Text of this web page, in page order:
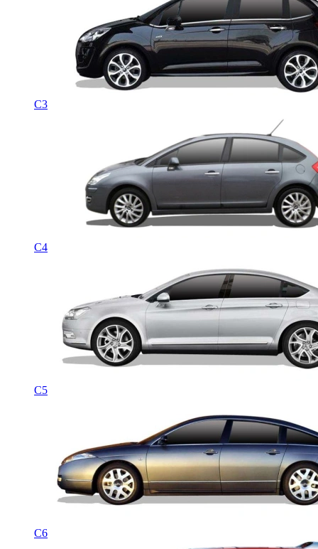
C3
C4
C5
C6